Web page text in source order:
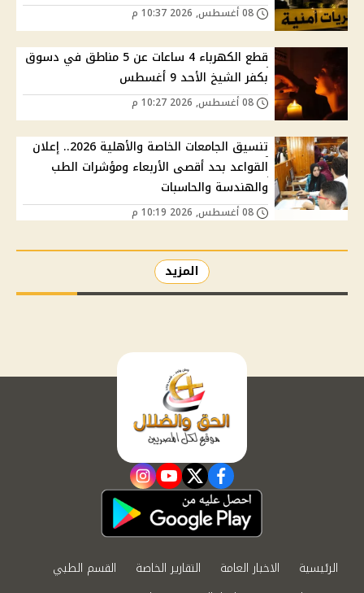
قطع الكهرباء 4 ساعات عن 5 مناطق في دسوق
بكفر الشيخ الأحد 9 أغسطس
تنسيق الجامعات الخاصة والأهلية 2026.. إعلان
القواعد بحد أقصى الأربعاء ومؤشرات الطب
والهندسة والحاسبات
المزيد
facebook
twitter
youtube
instagram
الرئيسية الاخبار العامة التقارير الخاصة
القسم الطبي